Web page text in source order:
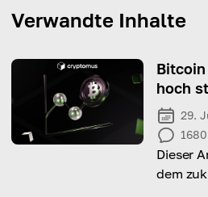
Verwandte Inhalte
hoch
29.
1680
Dieser
dem